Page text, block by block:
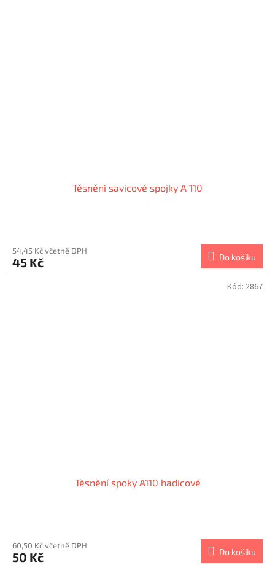
Těsnění savicové spojky A 110
produktu
je
1,0
54,45 Kč včetně DPH
45 Kč Do košíku
Těsnění spoky A110 hadicové
60,50 Kč včetně DPH
50 Kč Do košíku
Kód: 2867